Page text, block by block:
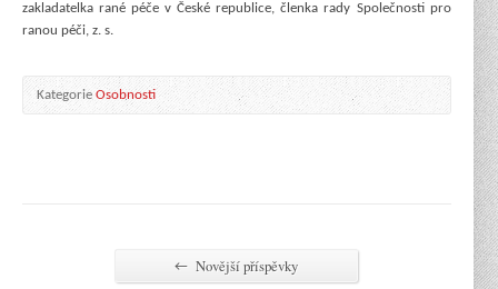
zakladatelka rané péče v České republice, členka rady Společnosti pro
ranou péči, z. s.
Kategorie Osobnosti
← Novější příspěvky